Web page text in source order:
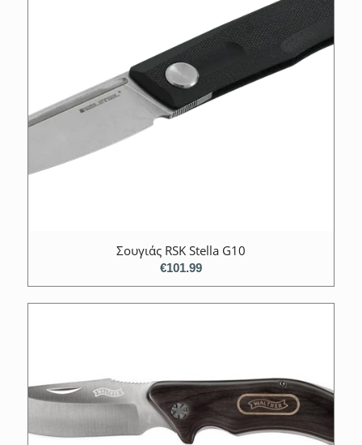
Σουγιάς RSK Stella G10
€101.99